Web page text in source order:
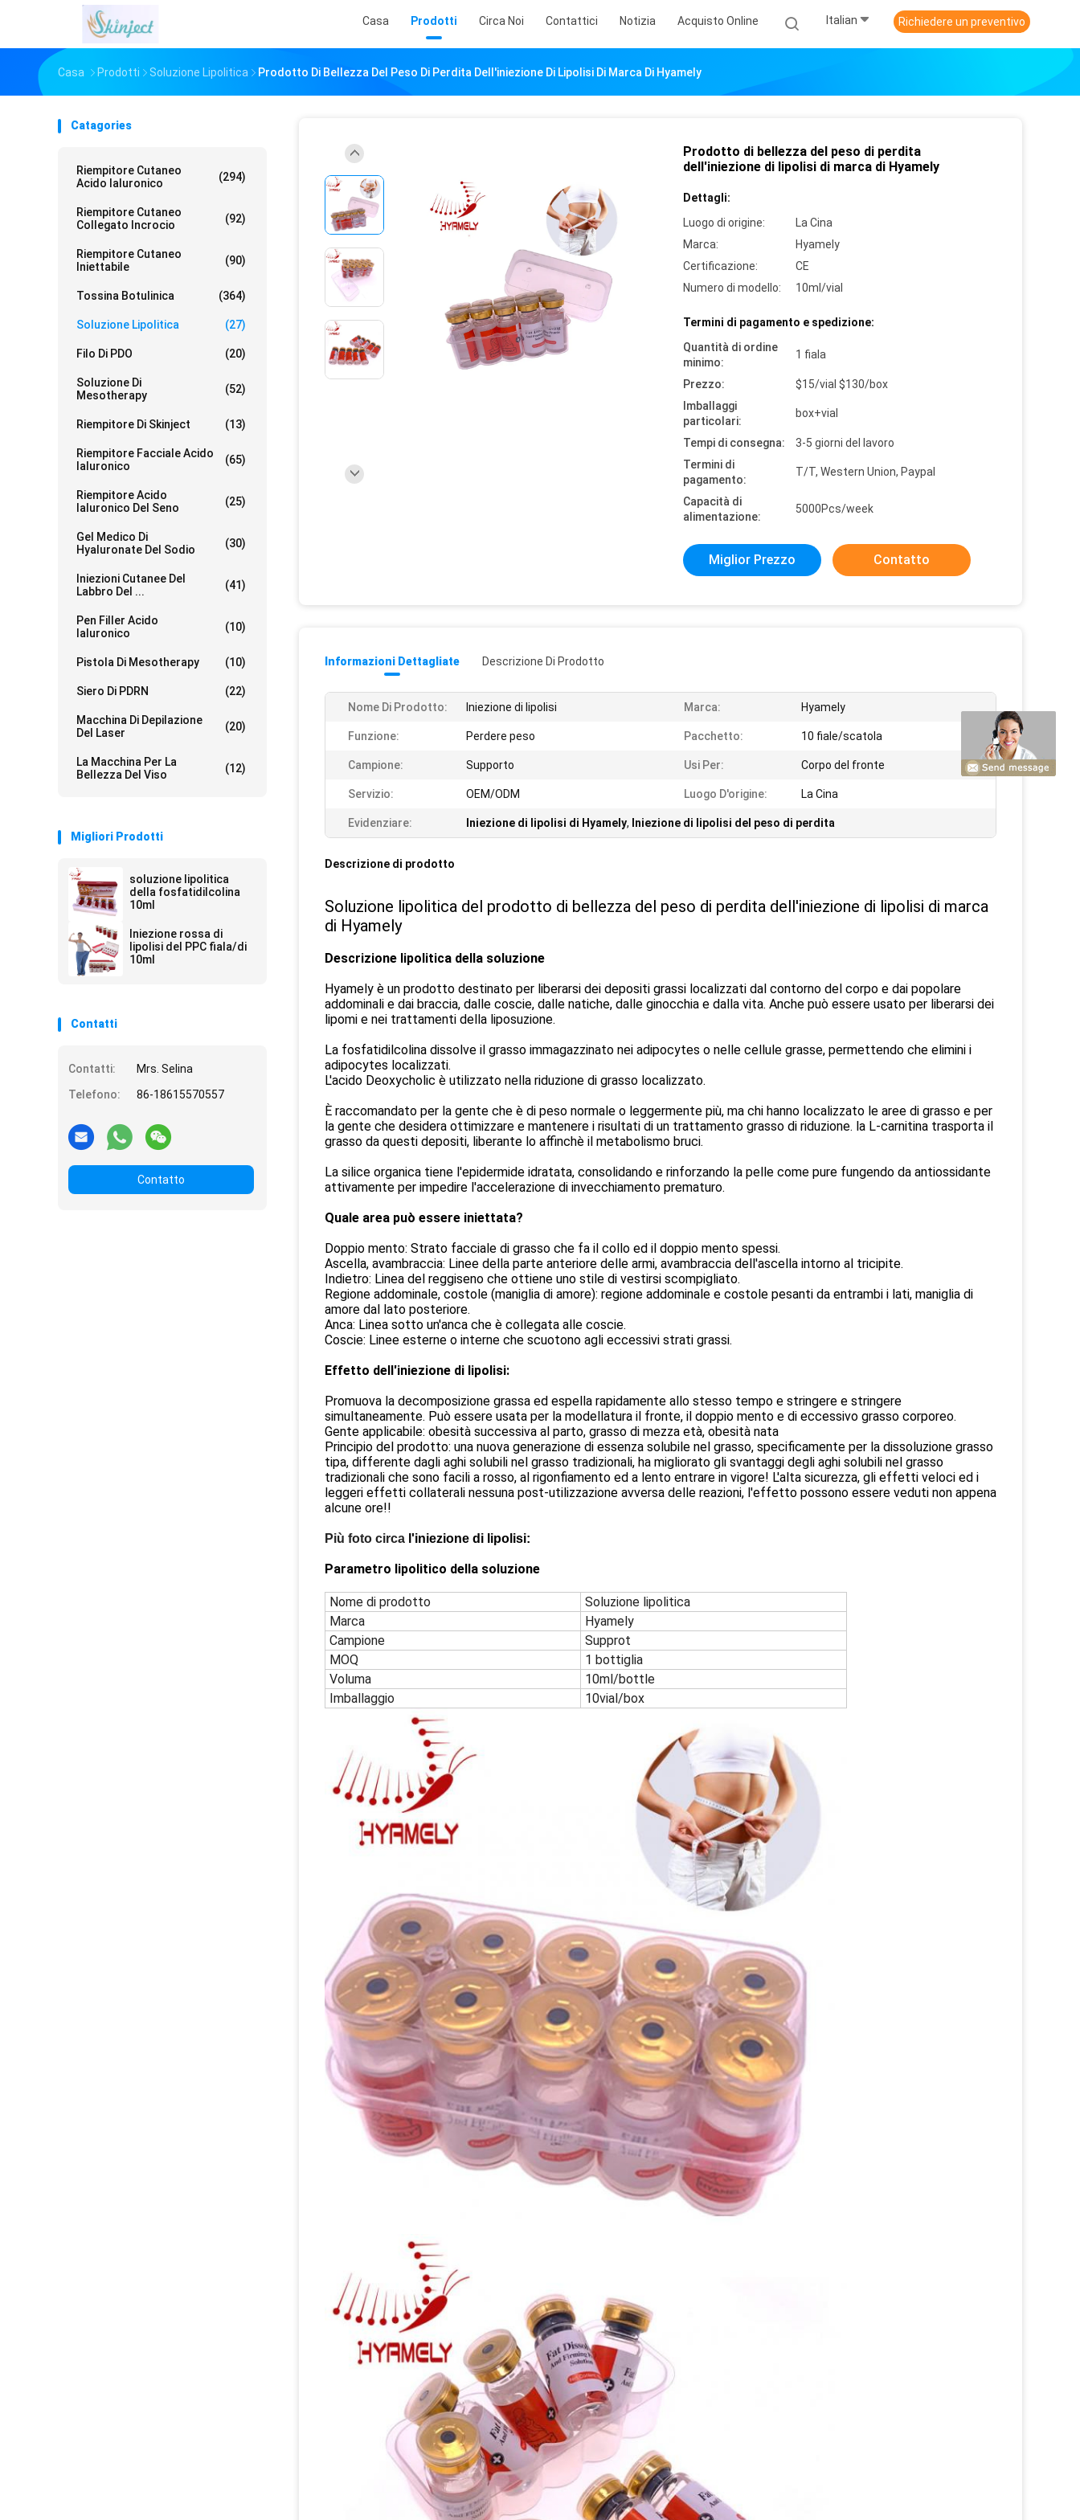
Casa Prodotti Circa Noi Contattici Notizia Acquisto Online Italian Richiedere un preventivo
Casa Prodotti Soluzione Lipolitica Prodotto Di Bellezza Del Peso Di Perdita Dell'iniezione Di Lipolisi Di Marca Di Hyamely
Catagories
Riempitore Cutaneo
Acido Ialuronico
(294)
Riempitore Cutaneo
Collegato Incrocio
(92)
Riempitore Cutaneo
Iniettabile
(90)
Tossina Botulinica (364)
Soluzione Lipolitica (27)
Filo Di PDO (20)
Soluzione Di
Mesotherapy
(52)
Riempitore Di Skinject (13)
Riempitore Facciale Acido
Ialuronico
(65)
Riempitore Acido
Ialuronico Del Seno
(25)
Gel Medico Di
Hyaluronate Del Sodio
(30)
Iniezioni Cutanee Del
Labbro Del ...
(41)
Pen Filler Acido
Ialuronico
(10)
Pistola Di Mesotherapy (10)
Siero Di PDRN (22)
Macchina Di Depilazione
Del Laser
(20)
La Macchina Per La
Bellezza Del Viso
(12)
Migliori Prodotti
soluzione lipolitica
della fosfatidilcolina
10ml
Iniezione rossa di
lipolisi del PPC fiala/di
10ml
Contatti
Contatti:
Mrs. Selina
Telefono:
86-18615570557
Contatto
Prodotto di bellezza del peso di perdita
dell'iniezione di lipolisi di marca di Hyamely
Dettagli:
Luogo di origine:
La Cina
Marca:
Hyamely
Certificazione:
CE
Numero di modello:
10ml/vial
Termini di pagamento e spedizione:
Quantità di ordine
minimo:
1 fiala
Prezzo:
$15/vial $130/box
Imballaggi
particolari:
box+vial
Tempi di consegna:
3-5 giorni del lavoro
Termini di
pagamento:
T/T, Western Union, Paypal
Capacità di
alimentazione:
5000Pcs/week
Miglior Prezzo Contatto
Informazioni Dettagliate Descrizione Di Prodotto
Nome Di Prodotto: Iniezione di lipolisi Marca: Hyamely
Funzione: Perdere peso Pacchetto: 10 fiale/scatola
Campione: Supporto Usi Per: Corpo del fronte
Servizio: OEM/ODM Luogo D'origine: La Cina
Evidenziare: Iniezione di lipolisi di Hyamely, Iniezione di lipolisi del peso di perdita
Descrizione di prodotto
Soluzione lipolitica del prodotto di bellezza del peso di perdita dell'iniezione di lipolisi di marca
di Hyamely
Descrizione lipolitica della soluzione
Hyamely è un prodotto destinato per liberarsi dei depositi grassi localizzati dal contorno del corpo e dai popolare
addominali e dai braccia, dalle coscie, dalle natiche, dalle ginocchia e dalla vita. Anche può essere usato per liberarsi dei
lipomi e nei trattamenti della liposuzione.
La fosfatidilcolina dissolve il grasso immagazzinato nei adipocytes o nelle cellule grasse, permettendo che elimini i
adipocytes localizzati.
L'acido Deoxycholic è utilizzato nella riduzione di grasso localizzato.
È raccomandato per la gente che è di peso normale o leggermente più, ma chi hanno localizzato le aree di grasso e per
la gente che desidera ottimizzare e mantenere i risultati di un trattamento grasso di riduzione. la L-carnitina trasporta il
grasso da questi depositi, liberante lo affinchè il metabolismo bruci.
La silice organica tiene l'epidermide idratata, consolidando e rinforzando la pelle come pure fungendo da antiossidante
attivamente per impedire l'accelerazione di invecchiamento prematuro.
Quale area può essere iniettata?
Doppio mento: Strato facciale di grasso che fa il collo ed il doppio mento spessi.
Ascella, avambraccia: Linee della parte anteriore delle armi, avambraccia dell'ascella intorno al tricipite.
Indietro: Linea del reggiseno che ottiene uno stile di vestirsi scompigliato.
Regione addominale, costole (maniglia di amore): regione addominale e costole pesanti da entrambi i lati, maniglia di
amore dal lato posteriore.
Anca: Linea sotto un'anca che è collegata alle coscie.
Coscie: Linee esterne o interne che scuotono agli eccessivi strati grassi.
Effetto dell'iniezione di lipolisi:
Promuova la decomposizione grassa ed espella rapidamente allo stesso tempo e stringere e stringere
simultaneamente. Può essere usata per la modellatura il fronte, il doppio mento e di eccessivo grasso corporeo.
Gente applicabile: obesità successiva al parto, grasso di mezza età, obesità nata
Principio del prodotto: una nuova generazione di essenza solubile nel grasso, specificamente per la dissoluzione grasso
tipa, differente dagli aghi solubili nel grasso tradizionali, ha migliorato gli svantaggi degli aghi solubili nel grasso
tradizionali che sono facili a rosso, al rigonfiamento ed a lento entrare in vigore! L'alta sicurezza, gli effetti veloci ed i
leggeri effetti collaterali nessuna post-utilizzazione avversa delle reazioni, l'effetto possono essere veduti non appena
alcune ore!!
Più foto circa l'iniezione di lipolisi:
Parametro lipolitico della soluzione
Nome di prodotto
Soluzione lipolitica
Marca
Hyamely
Campione
Supprot
MOQ
1 bottiglia
Voluma
10ml/bottle
Imballaggio
10vial/box